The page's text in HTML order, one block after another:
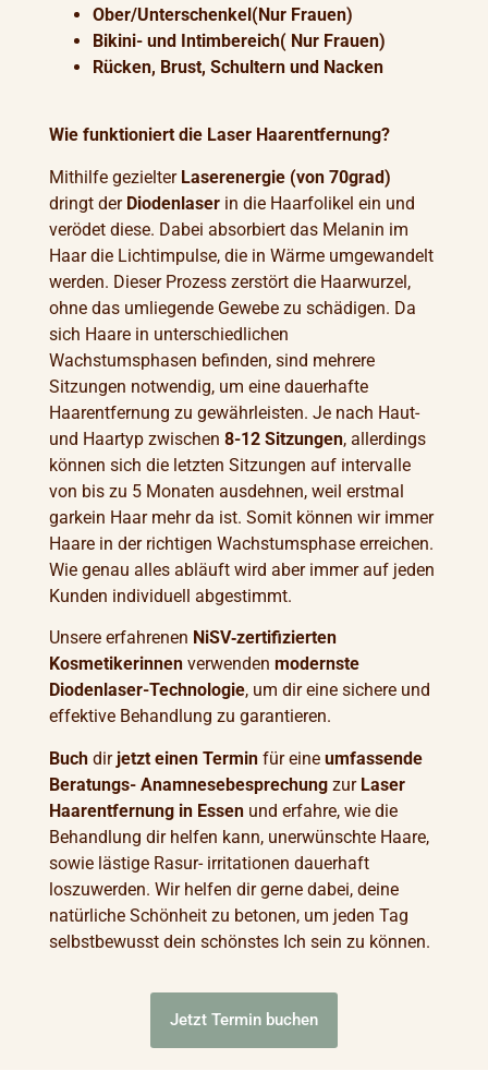
Ober/Unterschenkel(Nur Frauen)
Bikini- und Intimbereich( Nur Frauen)
Rücken, Brust, Schultern und Nacken
Wie funktioniert die Laser Haarentfernung?
Mithilfe gezielterLaserenergie (von 70grad)
dringt der Diodenlaserin die Haarfolikel ein und
verödet diese. Dabei absorbiert das Melanin im
Haar die Lichtimpulse, die in Wärme umgewandelt
werden. Dieser Prozess zerstört die Haarwurzel,
ohne das umliegende Gewebe zu schädigen. Da
sich Haare in unterschiedlichen
Wachstumsphasen befinden, sind mehrere
Sitzungen notwendig, um eine dauerhafte
Haarentfernung zu gewährleisten. Je nach Haut-
und Haartyp zwischen 8-12 Sitzungen, allerdings
können sich die letzten Sitzungen auf intervalle
von bis zu 5 Monaten ausdehnen, weil erstmal
garkein Haar mehr da ist. Somit können wir immer
Haare in der richtigen Wachstumsphase erreichen.
Wie genau alles abläuft wird aber immer auf jeden
Kunden individuell abgestimmt.
Unsere erfahrenen NiSV‑zertifizierten
Kosmetikerinnenverwenden modernste
Diodenlaser-Technologie, um dir eine sichere und
effektive Behandlung zu garantieren.
Buchdirjetzt einen Terminfür eine umfassende
Beratungs- Anamnesebesprechungzur Laser
Haarentfernung in Essenund erfahre, wie die
Behandlung dir helfen kann, unerwünschte Haare,
sowie lästige Rasur- irritationen dauerhaft
loszuwerden. Wir helfen dir gerne dabei, deine
natürliche Schönheit zu betonen, um jeden Tag
selbstbewusst dein schönstes Ich sein zu können.
Jetzt Termin buchen